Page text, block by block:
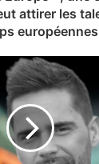
attirer les
européennes